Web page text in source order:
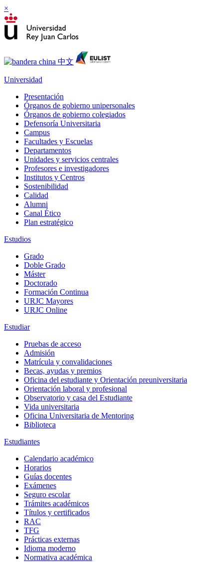
×
Universidad
Presentación
Órganos de gobierno unipersonales
Órganos de gobierno colegiados
Defensoría Universitaria
Campus
Facultades y Escuelas
Departamentos
Unidades y servicios centrales
Profesores e investigadores
Institutos y Centros
Sostenibilidad
Calidad
Alumni
Canal Ético
Plan estratégico
Estudios
Grado
Doble Grado
Máster
Doctorado
Formación Continua
URJC Mayores
URJC Online
Estudiar
Pruebas de acceso
Admisión
Matrícula y convalidaciones
Becas, ayudas y premios
Oficina del estudiante y Orientación preuniversitaria
Orientación laboral y profesional
Observatorio y casa del Estudiante
Vida universitaria
Oficina Universitaria de Mentoring
Biblioteca
Estudiantes
Calendario académico
Horarios
Guías docentes
Exámenes
Seguro escolar
Trámites académicos
Títulos y certificados
RAC
TFG
Prácticas externas
Idioma moderno
Normativa académica